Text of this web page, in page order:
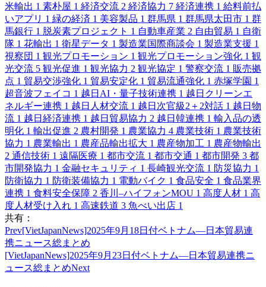
米輸出 1 素朴屋 1 経済交流 2 経済協力 7 経済連携 1 給料前払
いアプリ 1 緑の経済 1 美容製品 1 群馬県 1 群馬県太田市 1 群
馬銀行 1 脱炭素プロジェクト 1 自動車産業 2 自由貿易 1 自衛
隊 1 花輸出 1 衛星データ 1 製造業国際商談会 1 製造業支援 1
視察団 1 観光プロモーション 1 観光プロモーション強化 1 観
光交流 5 観光促進 1 観光協力 2 観光協定 1 警察交流 1 販売拠
点 1 貿易交渉強化 1 貿易安定化 1 貿易流通強化 1 赤塚学園 1
超音波フェイコ 1 越日AI・量子技術連携 1 越日クリーンエ
ネルギー連携 1 越日人材交流 1 越日次官級2＋2対話 1 越日物
流 1 越日経済連携 1 越日貿易協力 2 越日韓連携 1 輸入品の透
明化 1 輸出促進 2 農村開発 1 農業協力 4 農業技術 1 農業技術
協力 1 農業輸出 1 農産品輸出拡大 1 農産物加工 1 農産物輸出
2 通信技術 1 遠隔医療 1 都市交流 1 都市交通 1 都市開発 3 都
市開発協力 1 金融セキュリティ 1 長崎観光交流 1 防災協力 1
防衛協力 1 防衛装備協力 1 電動バイク 1 食品安全 1 食品業界
連携 1 食料安全保障 2 香川–ハイフォンMOU 1 高度人材 1 高
度人材受け入れ 1 高速鉄道 3 魚べい出店 1
共有：
Prev[VietJapanNews]2025年9月18日付ベトナム―日本貿易連
携ニュース総まとめ
[VietJapanNews]2025年9月23日付ベトナム―日本貿易連携ニ
ュース総まとめNext